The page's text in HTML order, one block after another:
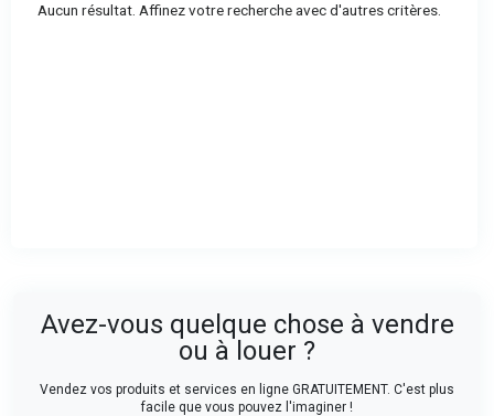
Aucun résultat. Affinez votre recherche avec d'autres critères.
Avez-vous quelque chose à vendre
ou à louer ?
Vendez vos produits et services en ligne GRATUITEMENT. C'est plus
facile que vous pouvez l'imaginer !